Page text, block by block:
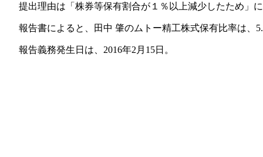
提出理由は「株券等保有割合が１％以上減少したため」
報告書によると、田中 肇のムトー精工株式保有比率は、
報告義務発生日は、2016年2月15日。